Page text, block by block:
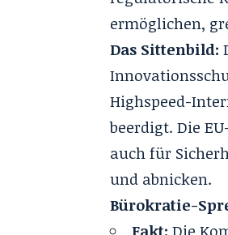
ermöglichen,
Das Sittenbild:
Highspeed-
beerdigt. Die
auch für
und abnicken.
Bürokratie-